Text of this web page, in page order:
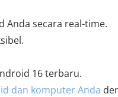
Anda secara real-time.
16 terbaru.
dan komputer Anda